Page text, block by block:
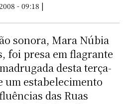
- 09:18 |
sonora, Mara Núbia
foi presa em flagrante
desta terça-
um estabelecimento
das Ruas